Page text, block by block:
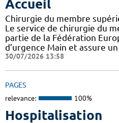
Accueil
Chirurgie du membre
Le service de chirurgie du
partie de la Fédération
d’urgence Main et assure
30/07/2026 13:58
PAGES
relevance: 100%
Hospitalisation